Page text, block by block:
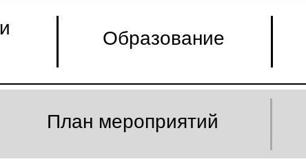
Образование
План мероприятий